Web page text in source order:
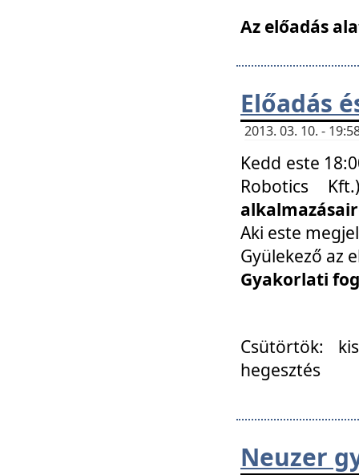
Az előadás
Előadás
2013. 03. 10. -
Kedd este
Robotics
Aki este
Gyülekező az
Gyakorlati
Csütörtök:
hegesztés
Neuzer